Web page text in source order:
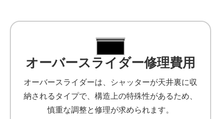
オーバースライダー修理費用
オーバースライダーは、シャッターが天井裏に収
納されるタイプで、構造上の特殊性があるため、
慎重な調整と修理が求められます。